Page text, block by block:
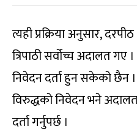
त्यही प्रक्रिया अनुसार,
त्रिपाठी सर्वोच्च अदालत
निवेदन दर्ता हुन सकेको
विरुद्धको निवेदन भने
दर्ता गर्नुपर्छ ।